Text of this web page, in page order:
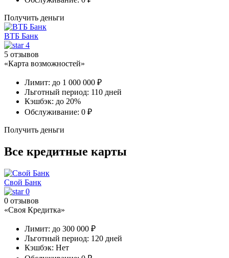
Получить деньги
ВТБ Банк
4
5 отзывов
«Карта возможностей»
Лимит: до 1 000 000 ₽
Льготный период: 110 дней
Кэшбэк: до 20%
Обслуживание: 0 ₽
Получить деньги
Все кредитные карты
Свой Банк
0
0 отзывов
«Своя Кредитка»
Лимит: до 300 000 ₽
Льготный период: 120 дней
Кэшбэк: Нет